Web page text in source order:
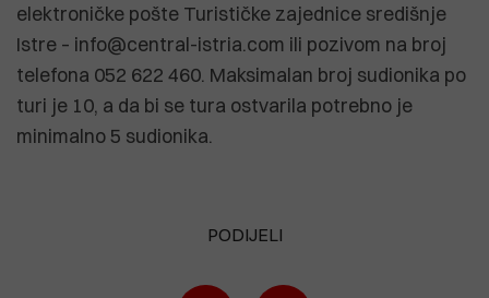
elektroničke pošte Turističke zajednice središnje
Istre – info@central-istria.com ili pozivom na broj
telefona 052 622 460. Maksimalan broj sudionika po
turi je 10, a da bi se tura ostvarila potrebno je
minimalno 5 sudionika.
PODIJELI